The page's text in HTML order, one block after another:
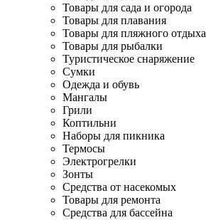
Товары для сада и огорода
Товары для плавания
Товары для пляжного отдыха
Товары для рыбалки
Туристическое снаряжение
Сумки
Одежда и обувь
Мангалы
Грили
Коптильни
Наборы для пикника
Термосы
Электрогрелки
Зонты
Средства от насекомых
Товары для ремонта
Средства для бассейна